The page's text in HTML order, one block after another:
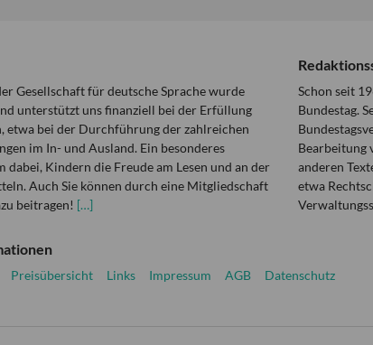
Gesellschaft für deutsche Sprache wurde
unterstützt uns finanziell bei der Erfüllung
etwa bei der Durchführung der zahlreichen
im In- und Ausland. Ein besonderes
dabei, Kindern die Freude am Lesen und an der
Auch Sie können durch eine Mitgliedschaft
beitragen! […]
Schon seit
Bundestag.
Bearbeitung
anderen
etwa
Preisübersicht Links Impressum AGB Datenschutz